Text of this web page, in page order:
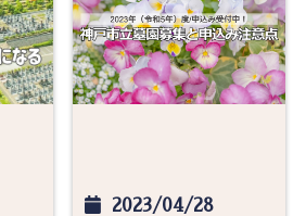
2023/04/28